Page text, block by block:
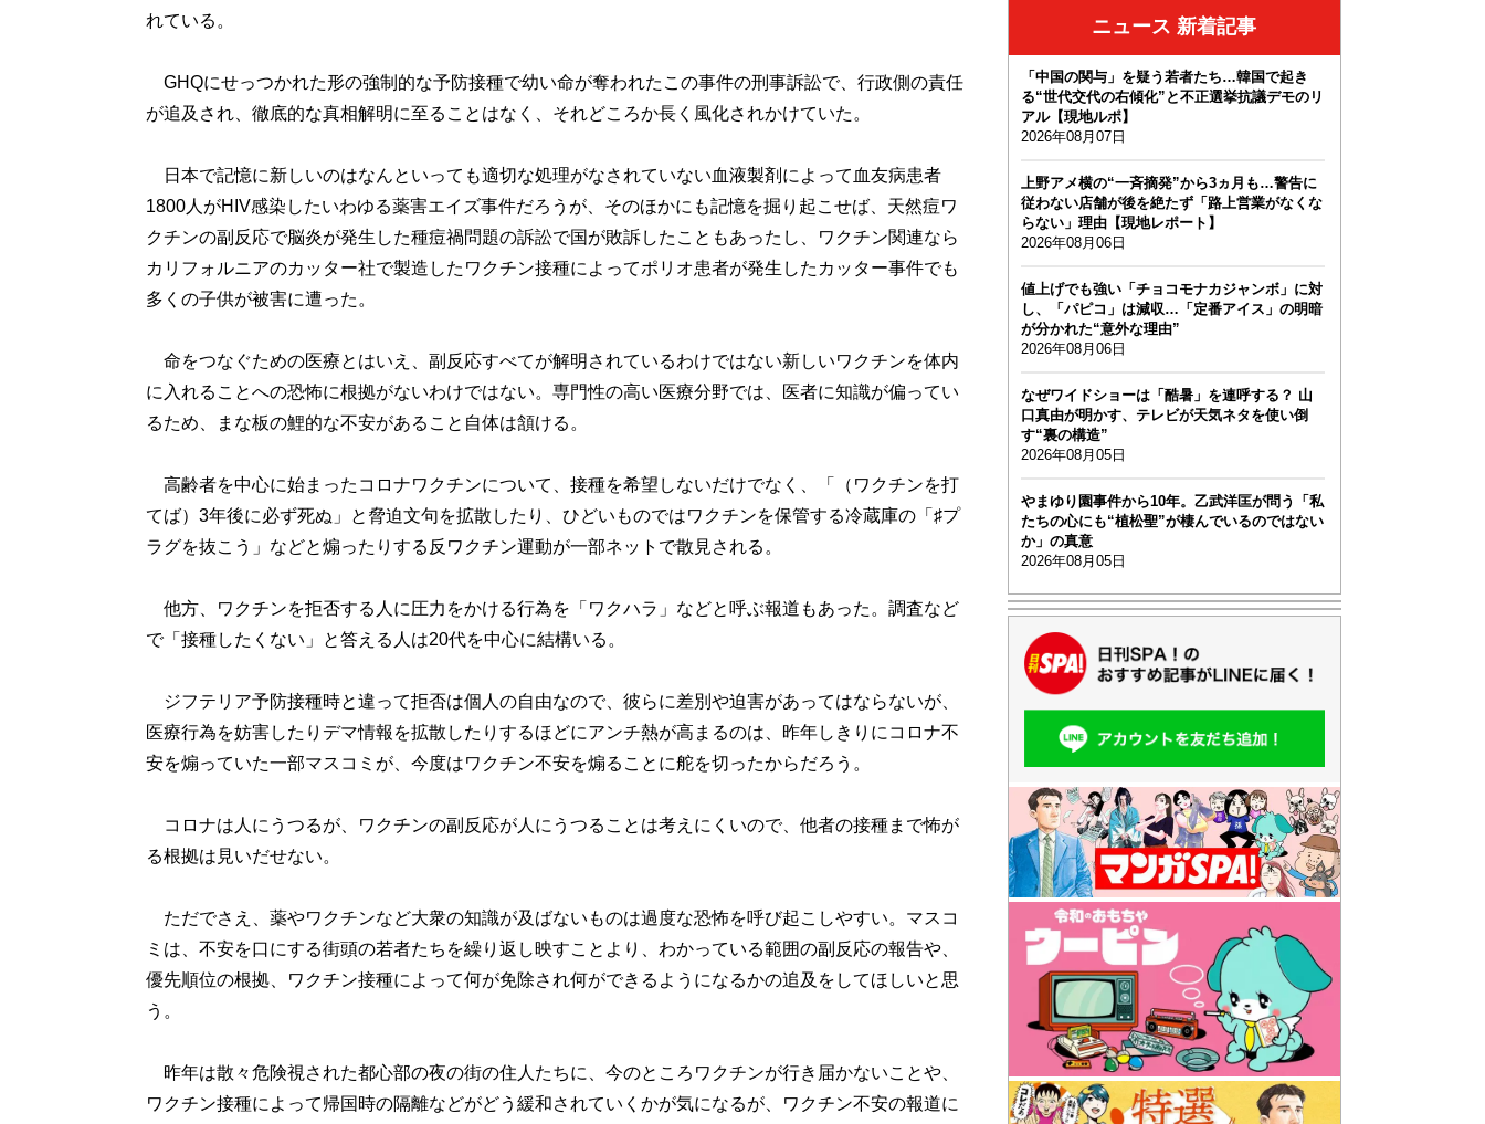
れている。
GHQにせっつかれた形の強制的な予防接種で幼い命が奪われたこの事件の刑事訴訟で、行政側の責任
が追及され、徹底的な真相解明に至ることはなく、それどころか長く風化されかけていた。
日本で記憶に新しいのはなんといっても適切な処理がなされていない血液製剤によって血友病患者
1800人がHIV感染したいわゆる薬害エイズ事件だろうが、そのほかにも記憶を掘り起こせば、天然痘ワ
クチンの副反応で脳炎が発生した種痘禍問題の訴訟で国が敗訴したこともあったし、ワクチン関連なら
カリフォルニアのカッター社で製造したワクチン接種によってポリオ患者が発生したカッター事件でも
多くの子供が被害に遭った。
命をつなぐための医療とはいえ、副反応すべてが解明されているわけではない新しいワクチンを体内
に入れることへの恐怖に根拠がないわけではない。専門性の高い医療分野では、医者に知識が偏ってい
るため、まな板の鯉的な不安があること自体は頷ける。
高齢者を中心に始まったコロナワクチンについて、接種を希望しないだけでなく、「（ワクチンを打
てば）3年後に必ず死ぬ」と脅迫文句を拡散したり、ひどいものではワクチンを保管する冷蔵庫の「♯プ
ラグを抜こう」などと煽ったりする反ワクチン運動が一部ネットで散見される。
他方、ワクチンを拒否する人に圧力をかける行為を「ワクハラ」などと呼ぶ報道もあった。調査など
で「接種したくない」と答える人は20代を中心に結構いる。
ジフテリア予防接種時と違って拒否は個人の自由なので、彼らに差別や迫害があってはならないが、
医療行為を妨害したりデマ情報を拡散したりするほどにアンチ熱が高まるのは、昨年しきりにコロナ不
安を煽っていた一部マスコミが、今度はワクチン不安を煽ることに舵を切ったからだろう。
コロナは人にうつるが、ワクチンの副反応が人にうつることは考えにくいので、他者の接種まで怖が
る根拠は見いだせない。
ただでさえ、薬やワクチンなど大衆の知識が及ばないものは過度な恐怖を呼び起こしやすい。マスコ
ミは、不安を口にする街頭の若者たちを繰り返し映すことより、わかっている範囲の副反応の報告や、
優先順位の根拠、ワクチン接種によって何が免除され何ができるようになるかの追及をしてほしいと思
う。
昨年は散々危険視された都心部の夜の街の住人たちに、今のところワクチンが行き届かないことや、
ワクチン接種によって帰国時の隔離などがどう緩和されていくかが気になるが、ワクチン不安の報道に
ニュース 新着記事
「中国の関与」を疑う若者たち…韓国で起き
る“世代交代の右傾化”と不正選挙抗議デモのリ
アル【現地ルポ】
2026年08月07日
上野アメ横の“一斉摘発”から3ヵ月も…警告に
従わない店舗が後を絶たず「路上営業がなくな
らない」理由【現地レポート】
2026年08月06日
値上げでも強い「チョコモナカジャンボ」に対
し、「パピコ」は減収…「定番アイス」の明暗
が分かれた“意外な理由”
2026年08月06日
なぜワイドショーは「酷暑」を連呼する？ 山
口真由が明かす、テレビが天気ネタを使い倒
す“裏の構造”
2026年08月05日
やまゆり園事件から10年。乙武洋匡が問う「私
たちの心にも“植松聖”が棲んでいるのではない
か」の真意
2026年08月05日